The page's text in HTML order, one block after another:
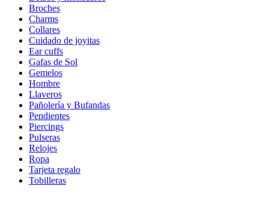
Broches
Charms
Collares
Cuidado de joyitas
Ear cuffs
Gafas de Sol
Gemelos
Hombre
Llaveros
Pañolería y Bufandas
Pendientes
Piercings
Pulseras
Relojes
Ropa
Tarjeta regalo
Tobilleras